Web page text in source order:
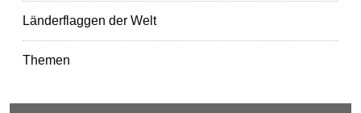
Länderflaggen der Welt
Themen